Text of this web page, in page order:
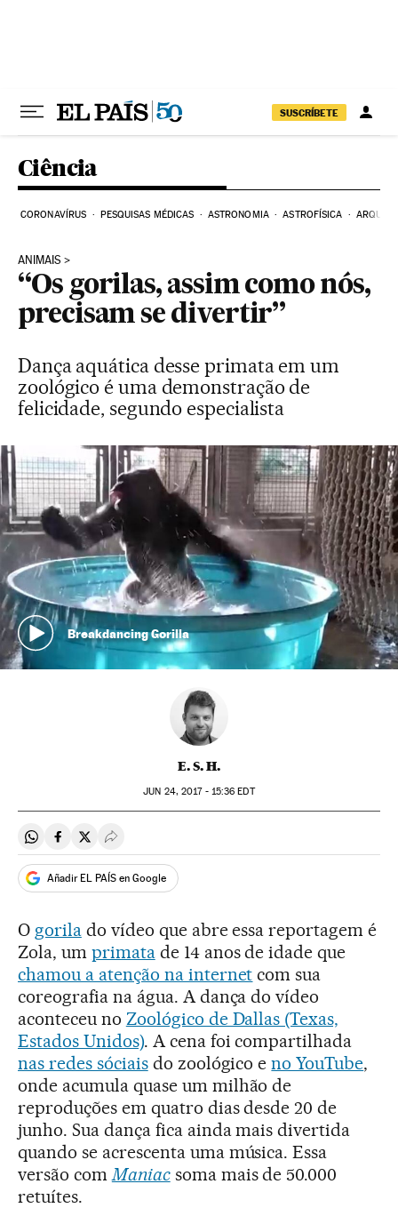
SUSCRÍBETE
Ciência
CORONAVÍRUS PESQUISAS MÉDICAS ASTRONOMIA ASTROFÍSICA
ANIMAIS
“Os gorilas, assim como nós,
precisam se divertir”
Dança aquática desse primata em um
zoológico é uma demonstração de
felicidade, segundo especialista
Breakdancing Gorilla
E. S. H.
JUN 24, 2017 - 15:36 EDT
Compartir en Whatsapp
Compartir en Facebook
Compartir en Twitter
Desplegar Redes Sociales
Añadir EL PAÍS en Google
O gorilado vídeo que abre essa reportagem é
Zola, um primatade 14 anos de idade que
chamou a atenção na internet com sua
coreografia na água. A dança do vídeo
aconteceu no Zoológico de Dallas (Texas,
Estados Unidos). A cena foi compartilhada
nas redes sóciaisdo zoológico eno YouTube,
onde acumula quase um milhão de
reproduções em quatro dias desde 20 de
junho. Sua dança fica ainda mais divertida
quando se acrescenta uma música. Essa
versão comManiacsoma mais de 50.000
retuítes.